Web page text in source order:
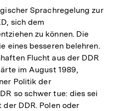
der
Fußnote
Sprachregelung zur
sich dem
zu können. Die
eines besseren belehren.
Flucht aus der DDR
im August 1989,
Politik der
so schwer tue: dies sei
DDR. Polen oder